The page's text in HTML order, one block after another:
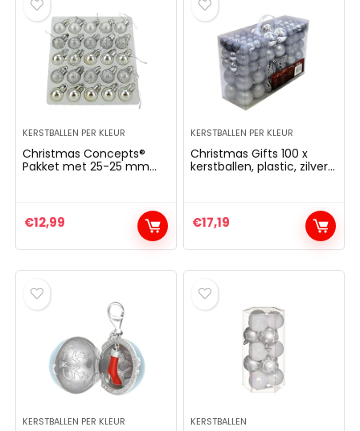
KERSTBALLEN PER KLEUR
Christmas Concepts®
Pakket met 25-25 mm
Kerstballen (Zilver)
€12,99
KERSTBALLEN PER KLEUR
Christmas Gifts 100 x
kerstballen, plastic, zilver,
€17,19
KERSTBALLEN PER KLEUR KERSTBALLEN